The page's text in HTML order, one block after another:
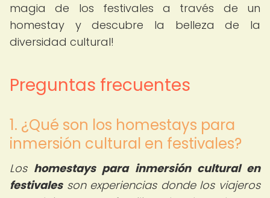
magia de los festivales a través de un
homestay y descubre la belleza de la
diversidad cultural!
Preguntas frecuentes
1. ¿Qué son los homestays para
inmersión cultural en festivales?
Los homestays para inmersión cultural en
festivalesson experiencias donde los viajeros